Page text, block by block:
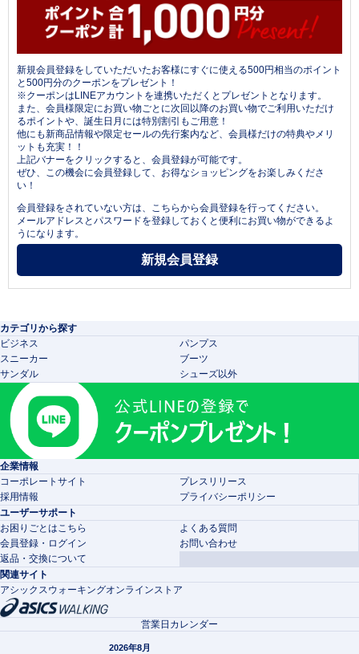
新規会員登録をしていただいたお客様にすぐに使える500円相当のポイント
と500円分のクーポンをプレゼント！
※クーポンはLINEアカウントを連携いただくとプレゼントとなります。
また、会員様限定にお買い物ごとに次回以降のお買い物でご利用いただけ
るポイントや、誕生日月には特別割引もご用意！
他にも新商品情報や限定セールの先行案内など、会員様だけの特典やメリ
ットも充実！！
上記バナーをクリックすると、会員登録が可能です。
ぜひ、この機会に会員登録して、お得なショッピングをお楽しみくださ
い！
会員登録をされていない方は、こちらから会員登録を行ってください。
メールアドレスとパスワードを登録しておくと便利にお買い物ができるよ
うになります。
カテゴリから探す
ビジネス
パンプス
スニーカー
ブーツ
サンダル
シューズ以外
企業情報
コーポレートサイト
プレスリリース
採用情報
プライバシーポリシー
ユーザーサポート
お困りごとはこちら
よくある質問
会員登録・ログイン
お問い合わせ
返品・交換について
関連サイト
アシックスウォーキングオンラインストア
営業日カレンダー
2026年8月